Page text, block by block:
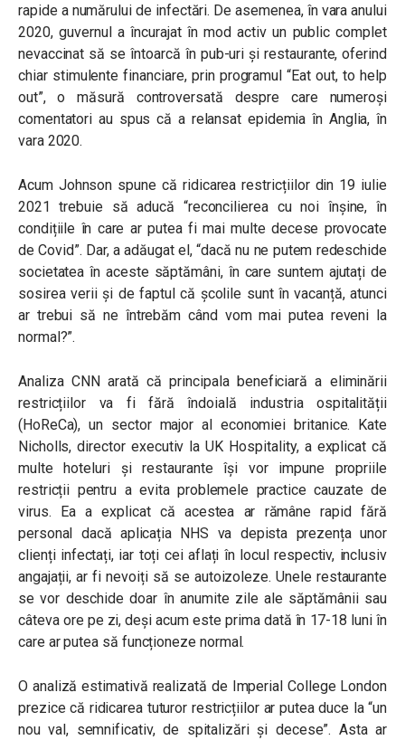
rapide a numărului de infectări. De asemenea, în vara anului
2020, guvernul a încurajat în mod activ un public complet
nevaccinat să se întoarcă în pub-uri și restaurante, oferind
chiar stimulente financiare, prin programul “Eat out, to help
out”, o măsură controversată despre care numeroși
comentatori au spus că a relansat epidemia în Anglia, în
vara 2020.
Acum Johnson spune că ridicarea restricțiilor din 19 iulie
2021 trebuie să aducă “reconcilierea cu noi înșine, în
condițiile în care ar putea fi mai multe decese provocate
de Covid”. Dar, a adăugat el, “dacă nu ne putem redeschide
societatea în aceste săptămâni, în care suntem ajutați de
sosirea verii și de faptul că școlile sunt în vacanță, atunci
ar trebui să ne întrebăm când vom mai putea reveni la
normal?”.
Analiza CNN arată că principala beneficiară a eliminării
restricțiilor va fi fără îndoială industria ospitalității
(HoReCa), un sector major al economiei britanice. Kate
Nicholls, director executiv la UK Hospitality, a explicat că
multe hoteluri și restaurante își vor impune propriile
restricții pentru a evita problemele practice cauzate de
virus. Ea a explicat că acestea ar rămâne rapid fără
personal dacă aplicația NHS va depista prezența unor
clienți infectați, iar toți cei aflați în locul respectiv, inclusiv
angajații, ar fi nevoiți să se autoizoleze. Unele restaurante
se vor deschide doar în anumite zile ale săptămânii sau
câteva ore pe zi, deși acum este prima dată în 17-18 luni în
care ar putea să funcționeze normal.
O analiză estimativă realizată de Imperial College London
prezice că ridicarea tuturor restricțiilor ar putea duce la “un
nou val, semnificativ, de spitalizări și decese”. Asta ar